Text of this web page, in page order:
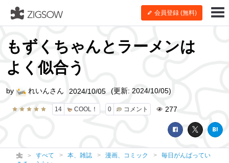
会員登録 (無料)
もずくちゃんとラーメンは
よく似合う
14 COOL！ 0 コメント 277
by れいんさん 2024/10/05 (更新: 2024/10/05)
すべて 本、雑誌 漫画、コミック
毎日がんばってい